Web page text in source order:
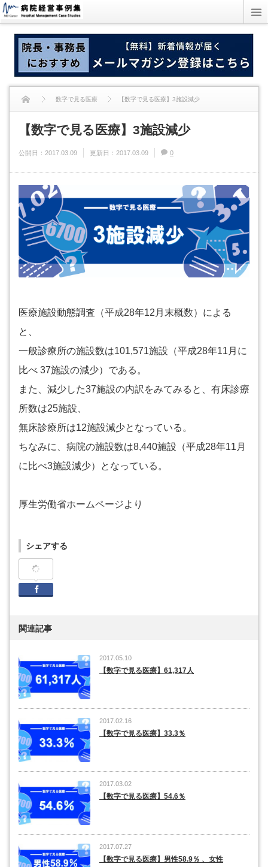
数字で見る医療 【数字で見る医療】3施設減少
【数字で見る医療】3施設減少
公開日： 2017.03.09 更新日： 2017.03.09 0
医療施設動態調査（平成28年12月末概数）による
と、
一般診療所の施設数は101,571施設（平成28年11月に
比べ 37施設の減少）である。
また、減少した37施設の内訳をみてみると、有床診療
所数は25施設、
無床診療所は12施設減少となっている。
ちなみに、病院の施設数は8,440施設（平成28年11月
に比べ3施設減少）となっている。
厚生労働省ホームページより
シェアする
関連記事
2017.05.10
【数字で見る医療】61,317人
2017.02.16
【数字で見る医療】33.3％
2017.03.02
【数字で見る医療】54.6％
2017.07.27
【数字で見る医療】男性58.9％ 、女性